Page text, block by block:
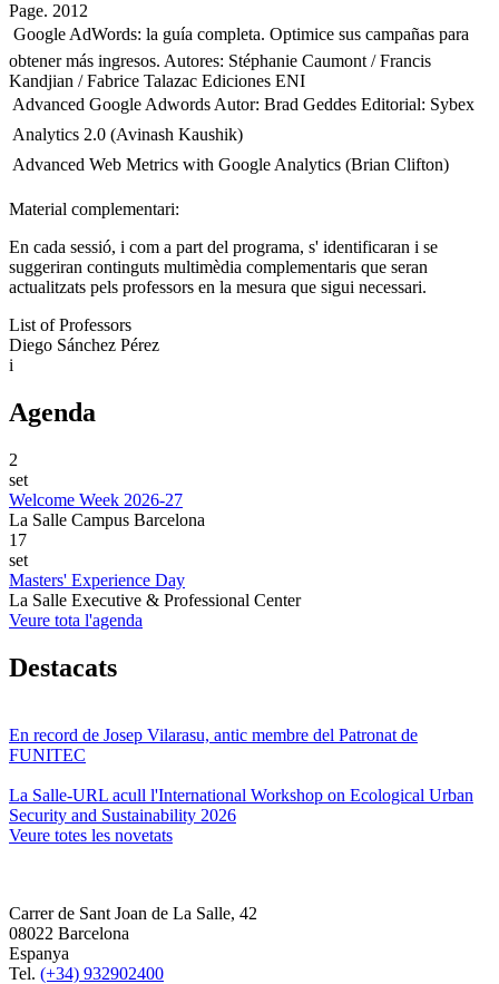
Page. 2012
 Google AdWords: la guía completa. Optimice sus campañas para
obtener más ingresos. Autores: Stéphanie Caumont / Francis
Kandjian / Fabrice Talazac Ediciones ENI
 Advanced Google Adwords Autor: Brad Geddes Editorial: Sybex
 Analytics 2.0 (Avinash Kaushik)
 Advanced Web Metrics with Google Analytics (Brian Clifton)
Material complementari:
En cada sessió, i com a part del programa, s' identificaran i se
suggeriran continguts multimèdia complementaris que seran
actualitzats pels professors en la mesura que sigui necessari.
List of Professors
Diego Sánchez Pérez
i
Agenda
2
set
Welcome Week 2026-27
La Salle Campus Barcelona
17
set
Masters' Experience Day
La Salle Executive & Professional Center
Veure tota l'agenda
Destacats
En record de Josep Vilarasu, antic membre del Patronat de
FUNITEC
La Salle-URL acull l'International Workshop on Ecological Urban
Security and Sustainability 2026
Veure totes les novetats
Carrer de Sant Joan de La Salle, 42
08022 Barcelona
Espanya
Tel. (+34) 932902400